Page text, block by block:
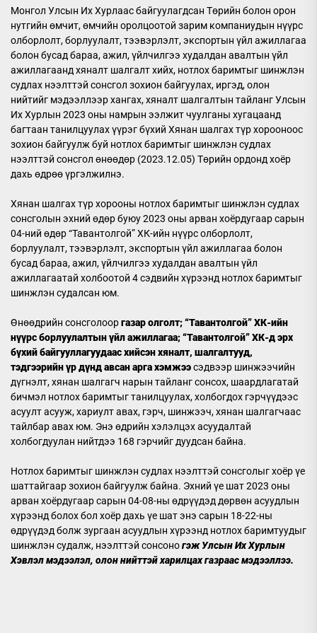
Монгол Улсын Их Хурлаас байгуулагдсан Төрийн болон орон
нутгийн өмчит, өмчийн оролцоотой зарим компаниудын нүүрс
олборлолт, борлуулалт, тээвэрлэлт, экспортын үйл ажиллагаа
болон бусад бараа, ажил, үйлчилгээ худалдан авалтын үйл
ажиллагаанд хяналт шалгалт хийх, нотлох баримтыг шинжлэн
судлах нээлттэй сонсгол зохион байгуулах, иргэд, олон
нийтийг мэдээллээр хангах, хяналт шалгалтын тайланг Улсын
Их Хурлын 2023 оны намрын ээлжит чуулганы хугацаанд
багтаан танилцуулах үүрэг бүхий Хянан шалгах түр хорооноос
зохион байгуулж буй нотлох баримтыг шинжлэн судлах
нээлттэй сонсгол өнөөдөр (2023.12.05) Төрийн ордонд хоёр
дахь өдрөө үргэлжилнэ.
Хянан шалгах түр хорооны нотлох баримтыг шинжлэн судлах
сонсголын эхний өдөр буюу 2023 оны арван хоёрдугаар сарын
04-ний өдөр “Тавантолгой” ХК-ийн нүүрс олборлолт,
борлуулалт, тээвэрлэлт, экспортын үйл ажиллагаа болон
бусад бараа, ажил, үйлчилгээ худалдан авалтын үйл
ажиллагаатай холбоотой 4 сэдвийн хүрээнд нотлох баримтыг
шинжлэн судалсан юм.
Өнөөдрийн сонсголооргазар олголт; “Тавантолгой” ХК-ийн
нүүрс борлуулалтын үйл ажиллагаа; “Тавантолгой” ХК-д эрх
бүхий байгууллагуудаас хийсэн хяналт, шалгалтууд,
тэдгээрийн үр дүнд авсан арга хэмжээсэдвээр шинжээчийн
дүгнэлт, хянан шалгагч нарын тайланг сонсох, шаардлагатай
бичмэл нотлох баримтыг танилцуулах, холбогдох гэрчүүдээс
асуулт асууж, хариулт авах, гэрч, шинжээч, хянан шалгагчаас
тайлбар авах юм. Энэ өдрийн хэлэлцэх асуудалтай
холбогдуулан нийтдээ 168 гэрчийг дуудсан байна.
Нотлох баримтыг шинжлэн судлах нээлттэй сонсголыг хоёр үе
шаттайгаар зохион байгуулж байна. Эхний үе шат 2023 оны
арван хоёрдугаар сарын 04-08-ны өдрүүдэд дөрвөн асуудлын
хүрээнд болох бол хоёр дахь үе шат энэ сарын 18-22-ны
өдрүүдэд болж зургаан асуудлын хүрээнд нотлох баримтуудыг
шинжлэн судалж, нээлттэй сонсоногэж Улсын Их Хурлын
Хэвлэл мэдээлэл, олон нийттэй харилцах газраас мэдээллээ.